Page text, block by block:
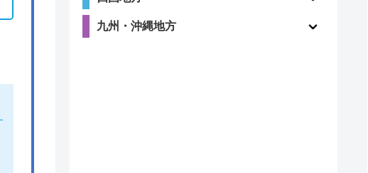
九州・沖縄地方